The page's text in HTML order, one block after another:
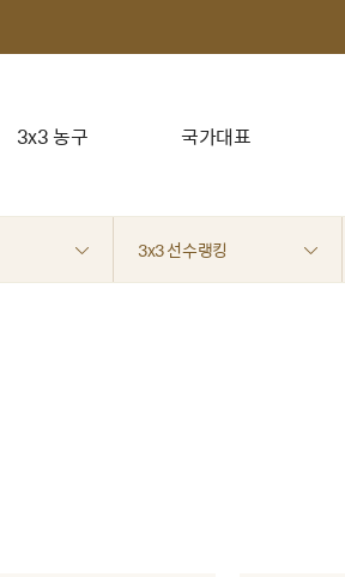
3x3 농구 국가대표
3x3 선수랭킹